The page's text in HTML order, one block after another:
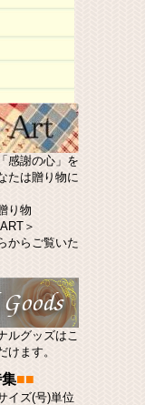
感謝の心」を
たは贈り物に
り物
＞
からご覧いた
ルグッズはこ
けます。
■■
イズ(号)単位